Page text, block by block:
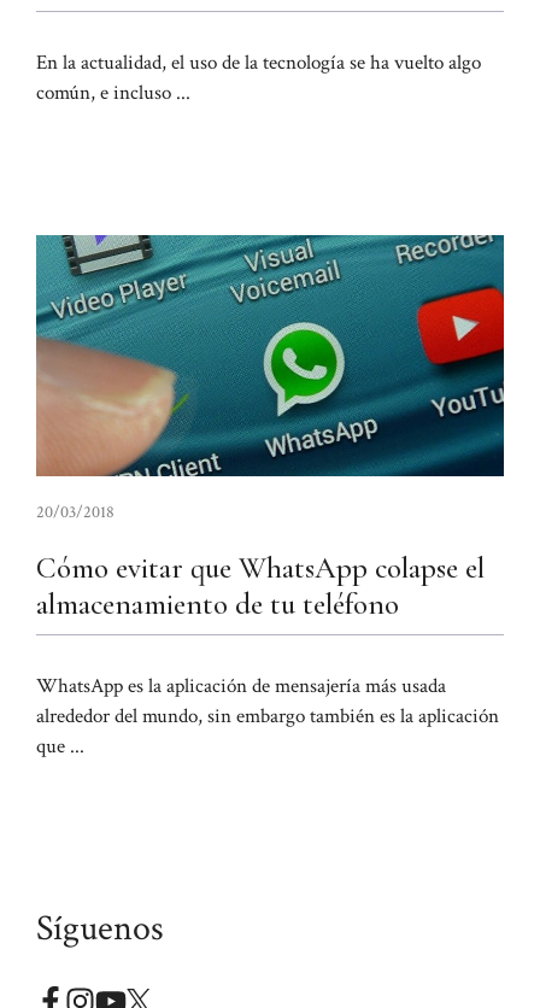
En la actualidad, el uso de la tecnología se ha vuelto algo
común, e incluso ...
20/03/2018
Cómo evitar que WhatsApp colapse el
almacenamiento de tu teléfono
WhatsApp es la aplicación de mensajería más usada
alrededor del mundo, sin embargo también es la aplicación
que ...
Síguenos